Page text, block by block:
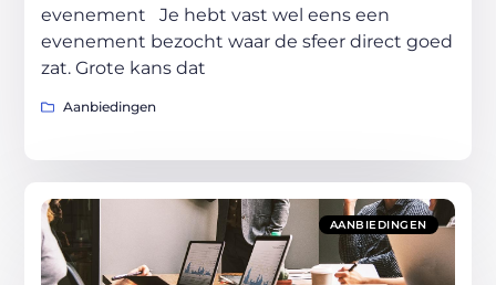
evenement Je hebt vast wel eens een
evenement bezocht waar de sfeer direct goed
zat. Grote kans dat
Aanbiedingen
AANBIEDINGEN